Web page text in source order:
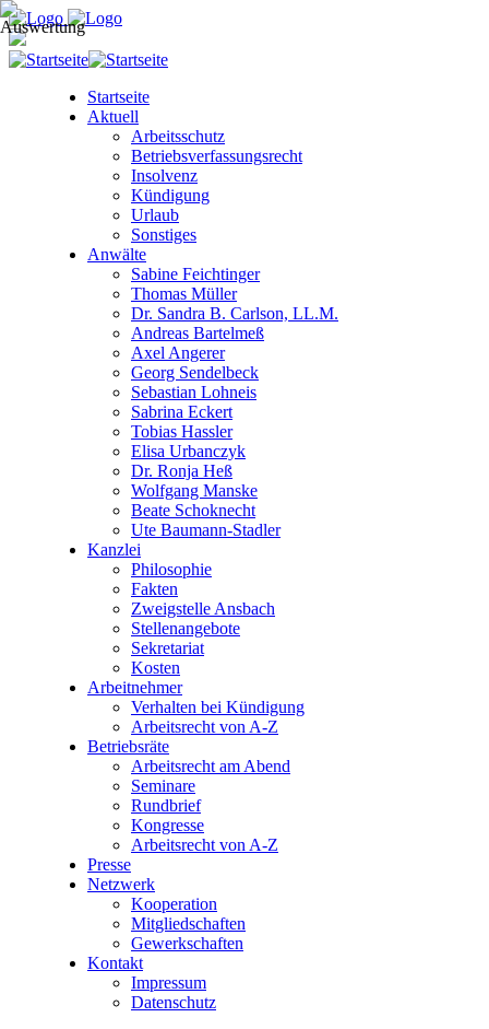
Startseite
Aktuell
Arbeitsschutz
Betriebsverfassungsrecht
Insolvenz
Kündigung
Urlaub
Sonstiges
Anwälte
Sabine Feichtinger
Thomas Müller
Dr. Sandra B. Carlson, LL.M.
Andreas Bartelmeß
Axel Angerer
Georg Sendelbeck
Sebastian Lohneis
Sabrina Eckert
Tobias Hassler
Elisa Urbanczyk
Dr. Ronja Heß
Wolfgang Manske
Beate Schoknecht
Ute Baumann-Stadler
Kanzlei
Philosophie
Fakten
Zweigstelle Ansbach
Stellenangebote
Sekretariat
Kosten
Arbeitnehmer
Verhalten bei Kündigung
Arbeitsrecht von A-Z
Betriebsräte
Arbeitsrecht am Abend
Seminare
Rundbrief
Kongresse
Arbeitsrecht von A-Z
Presse
Netzwerk
Kooperation
Mitgliedschaften
Gewerkschaften
Kontakt
Impressum
Datenschutz